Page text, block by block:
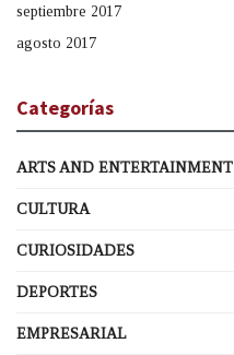
septiembre 2017
agosto 2017
Categorías
ARTS AND ENTERTAINMENT
CULTURA
CURIOSIDADES
DEPORTES
EMPRESARIAL